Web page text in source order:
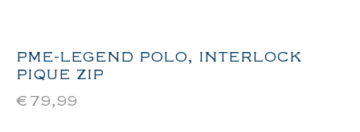
PME-LEGEND POLO, INTERLOCK
PIQUE ZIP
€ 79,99